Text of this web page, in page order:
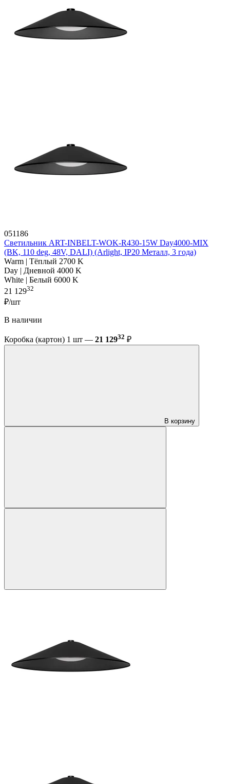
051186
Светильник ART-INBELT-WOK-R430-15W Day4000-MIX
(BK, 110 deg, 48V, DALI) (Arlight, IP20 Металл, 3 года)
Warm | Тёплый 2700 K
Day | Дневной 4000 K
White | Белый 6000 K
21 12932
₽/шт
В наличии
Коробка (картон) 1 шт — 21 12932 ₽
В корзину